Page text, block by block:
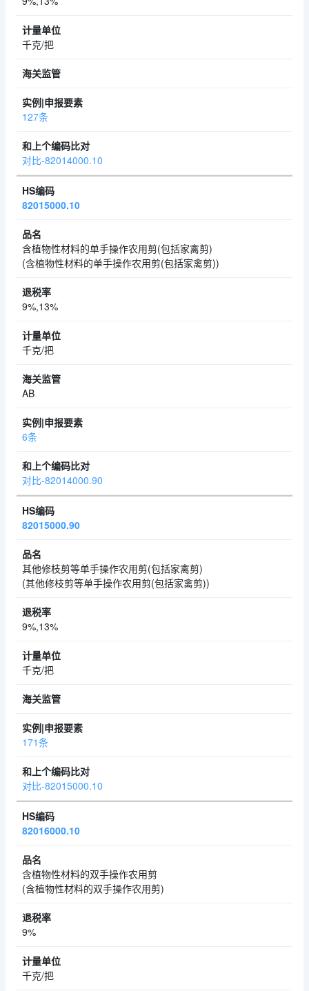
千克/把
127条
对比-82014000.10
82015000.10
含植物性材料的单手操作农用剪(包括家禽剪)
(含植物性材料的单手操作农用剪(包括家禽剪))
9%,13%
千克/把
AB
6条
对比-82014000.90
82015000.90
其他修枝剪等单手操作农用剪(包括家禽剪)
(其他修枝剪等单手操作农用剪(包括家禽剪))
9%,13%
千克/把
171条
对比-82015000.10
82016000.10
含植物性材料的双手操作农用剪
(含植物性材料的双手操作农用剪)
9%
千克/把